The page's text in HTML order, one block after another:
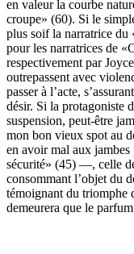
en valeur la courbe
croupe» (60). Si le
plus soif la narratrice du
pour les narratrices de
respectivement par
outrepassent avec
passer à l’acte,
désir. Si la protagoniste
suspension, peut-être
mon bon vieux spot au
en avoir mal aux jambes
sécurité» (45) —, celle
consommant l’objet du
témoignant du triomphe
demeurera que le